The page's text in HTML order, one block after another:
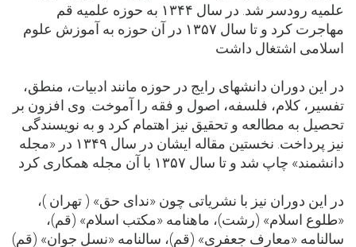
علمیه رودسر شد. در سال ۱۳۴۴ به حوزه علمیه قم
مهاجرت کرد و تا سال ۱۳۵۷ در آن حوزه به آموزش علوم
اسلامی اشتغال داشت
در این دوران دانشهای رایج در حوزه مانند ادبیات، منطق،
تفسیر، کلام، فلسفه، اصول و فقه را آموخت. وی افزون بر
تحصیل به مطالعه و تحقیق نیز اهتمام کرد و به نویسندگی
نیز پرداخت. نخستین مقاله ایشان در سال ۱۳۴۹ در «مجله
دانشمند» چاپ شد و تا سال ۱۳۵۷ با آن مجله همکاری کرد
در این دوران نیز با نشریاتی چون «ندای حق» ( تهران )،
«طلوع اسلام» (رشت)، ماهنامه «مکتب اسلام» (قم)،
سالنامه «معارف جعفری» (قم)، سالنامه «نسل جوان» (قم)